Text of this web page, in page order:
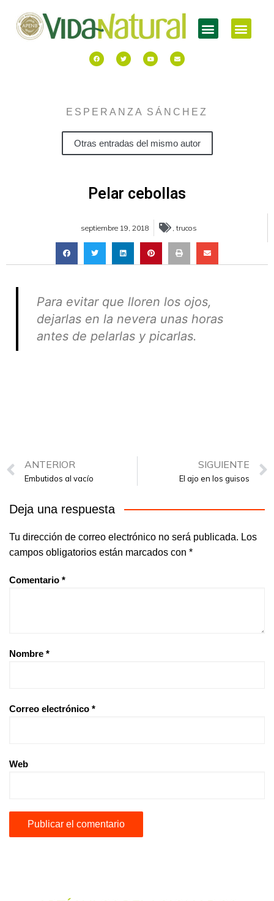
ESPERANZA SÁNCHEZ
Otras entradas del mismo autor
Pelar cebollas
septiembre 19, 2018 trucos
Para evitar que lloren los ojos,
dejarlas en la nevera unas horas
antes de pelarlas y picarlas.
ANTERIOR
Embutidos al vacío
SIGUIENTE
El ajo en los guisos
Deja una respuesta
Tu dirección de correo electrónico no será publicada. Los
campos obligatorios están marcados con *
Comentario *
Nombre *
Correo electrónico *
Web